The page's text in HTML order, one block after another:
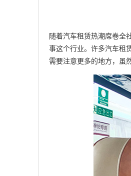
随着汽车租赁热潮席卷全
事这个行业。许多汽车租
需要注意更多的地方，虽